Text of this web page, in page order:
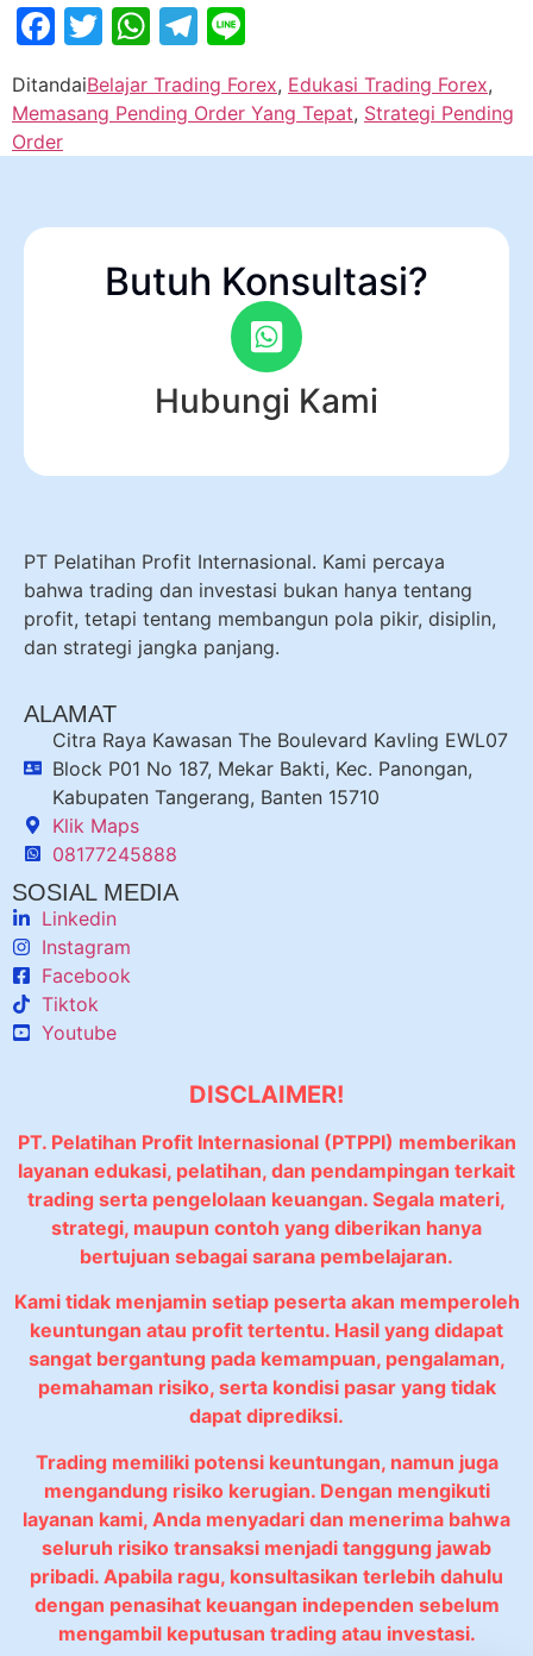
Facebook
Twitter
WhatsApp
Telegram
DitandaiBelajar Trading Forex, Edukasi Trading Forex,
Memasang Pending Order Yang Tepat, Strategi Pending
Order
Butuh Konsultasi?
Hubungi Kami
PT Pelatihan Profit Internasional. Kami percaya
bahwa trading dan investasi bukan hanya tentang
profit, tetapi tentang membangun pola pikir, disiplin,
dan strategi jangka panjang.
ALAMAT
Citra Raya Kawasan The Boulevard Kavling EWL07
Block P01 No 187, Mekar Bakti, Kec. Panongan,
Kabupaten Tangerang, Banten 15710
Klik Maps
08177245888
SOSIAL MEDIA
Linkedin
Instagram
Facebook
Tiktok
Youtube
DISCLAIMER!
PT. Pelatihan Profit Internasional (PTPPI) memberikan
layanan edukasi, pelatihan, dan pendampingan terkait
trading serta pengelolaan keuangan. Segala materi,
strategi, maupun contoh yang diberikan hanya
bertujuan sebagai sarana pembelajaran.
Kami tidak menjamin setiap peserta akan memperoleh
keuntungan atau profit tertentu. Hasil yang didapat
sangat bergantung pada kemampuan, pengalaman,
pemahaman risiko, serta kondisi pasar yang tidak
dapat diprediksi.
Trading memiliki potensi keuntungan, namun juga
mengandung risiko kerugian. Dengan mengikuti
layanan kami, Anda menyadari dan menerima bahwa
seluruh risiko transaksi menjadi tanggung jawab
pribadi. Apabila ragu, konsultasikan terlebih dahulu
dengan penasihat keuangan independen sebelum
mengambil keputusan trading atau investasi.